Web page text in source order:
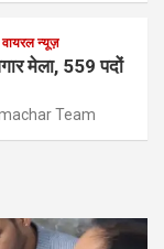
वायरल न्यूज़
मेला, 559 पदों
Team